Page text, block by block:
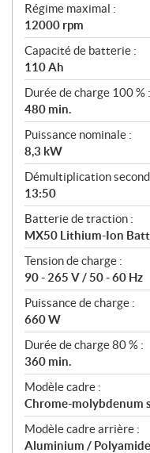
Régime maximal :
12000 rpm
Capacité de batterie :
110 Ah
Durée de charge 100 % :
480 min.
Puissance nominale :
8,3 kW
Démultiplication
13:50
Batterie de traction :
MX50 Lithium-Ion
Tension de charge :
90 - 265 V / 50 - 60 Hz
Puissance de charge :
660 W
Durée de charge 80 % :
360 min.
Modèle cadre :
Chrome-molybdenum
Modèle cadre arrière :
Aluminium /